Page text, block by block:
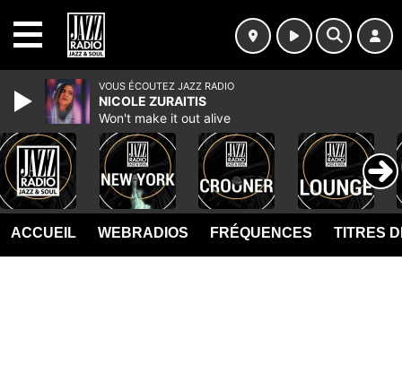
ACCUEIL WEBRADIOS FRÉQUENCES TITRES
VOUS ÉCOUTEZ JAZZ RADIO
NICOLE ZURAITIS
Won't make it out alive